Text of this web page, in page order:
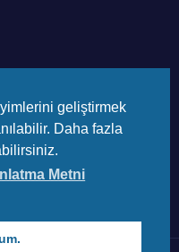
geliştirmek
Daha fazla
Metni